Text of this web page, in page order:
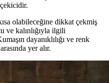
olabileceğine dikkat çekmiş
ve kalınlığıyla ilgili
dayanıklılığı ve renk
yer alır.